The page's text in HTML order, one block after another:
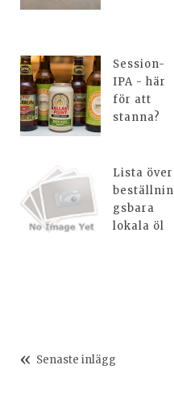
Session-
IPA - här
för att
stanna?
Lista över
beställnin
gsbara
lokala öl
Senaste inlägg